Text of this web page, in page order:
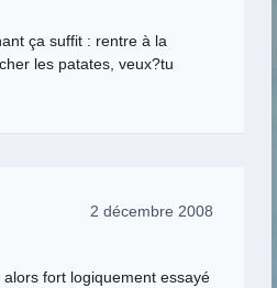
ça suffit : rentre à la
les patates, veux?tu
2 décembre 2008
fort logiquement essayé